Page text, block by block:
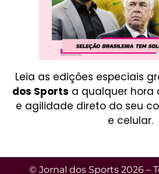
Leia as edições especiais
dos Sports a qualquer
e agilidade direto do seu
e celular.
© Jornal dos Sports 2026 –